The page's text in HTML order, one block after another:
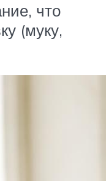
что
(муку,